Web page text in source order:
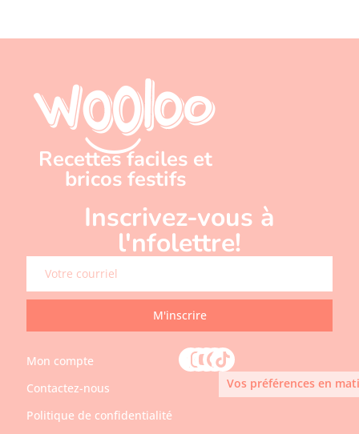
Recettes faciles et
bricos festifs
Inscrivez-vous à
l'nfolettre!
M'inscrire
Mon compte
Contactez-nous
Politique de confidentialité
Vos préférences en